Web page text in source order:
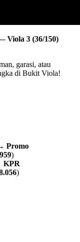
Viola 3 (36/150)
garasi, atau
di Bukit Viola!
Promo
)
KPR
)